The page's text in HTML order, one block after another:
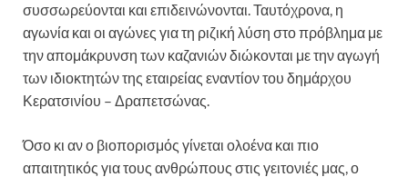
συσσωρεύονται και επιδεινώνονται. Ταυτόχρονα, η
αγωνία και οι αγώνες για τη ριζική λύση στο πρόβλημα με
την απομάκρυνση των καζανιών διώκονται με την αγωγή
των ιδιοκτητών της εταιρείας εναντίον του δημάρχου
Κερατσινίου – Δραπετσώνας.
Όσο κι αν ο βιοπορισμός γίνεται ολοένα και πιο
απαιτητικός για τους ανθρώπους στις γειτονιές μας, ο